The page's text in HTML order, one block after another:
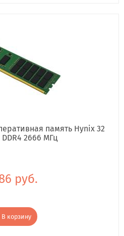
память Hynix 32
DDR4 2666 МГц
руб.
В корзину